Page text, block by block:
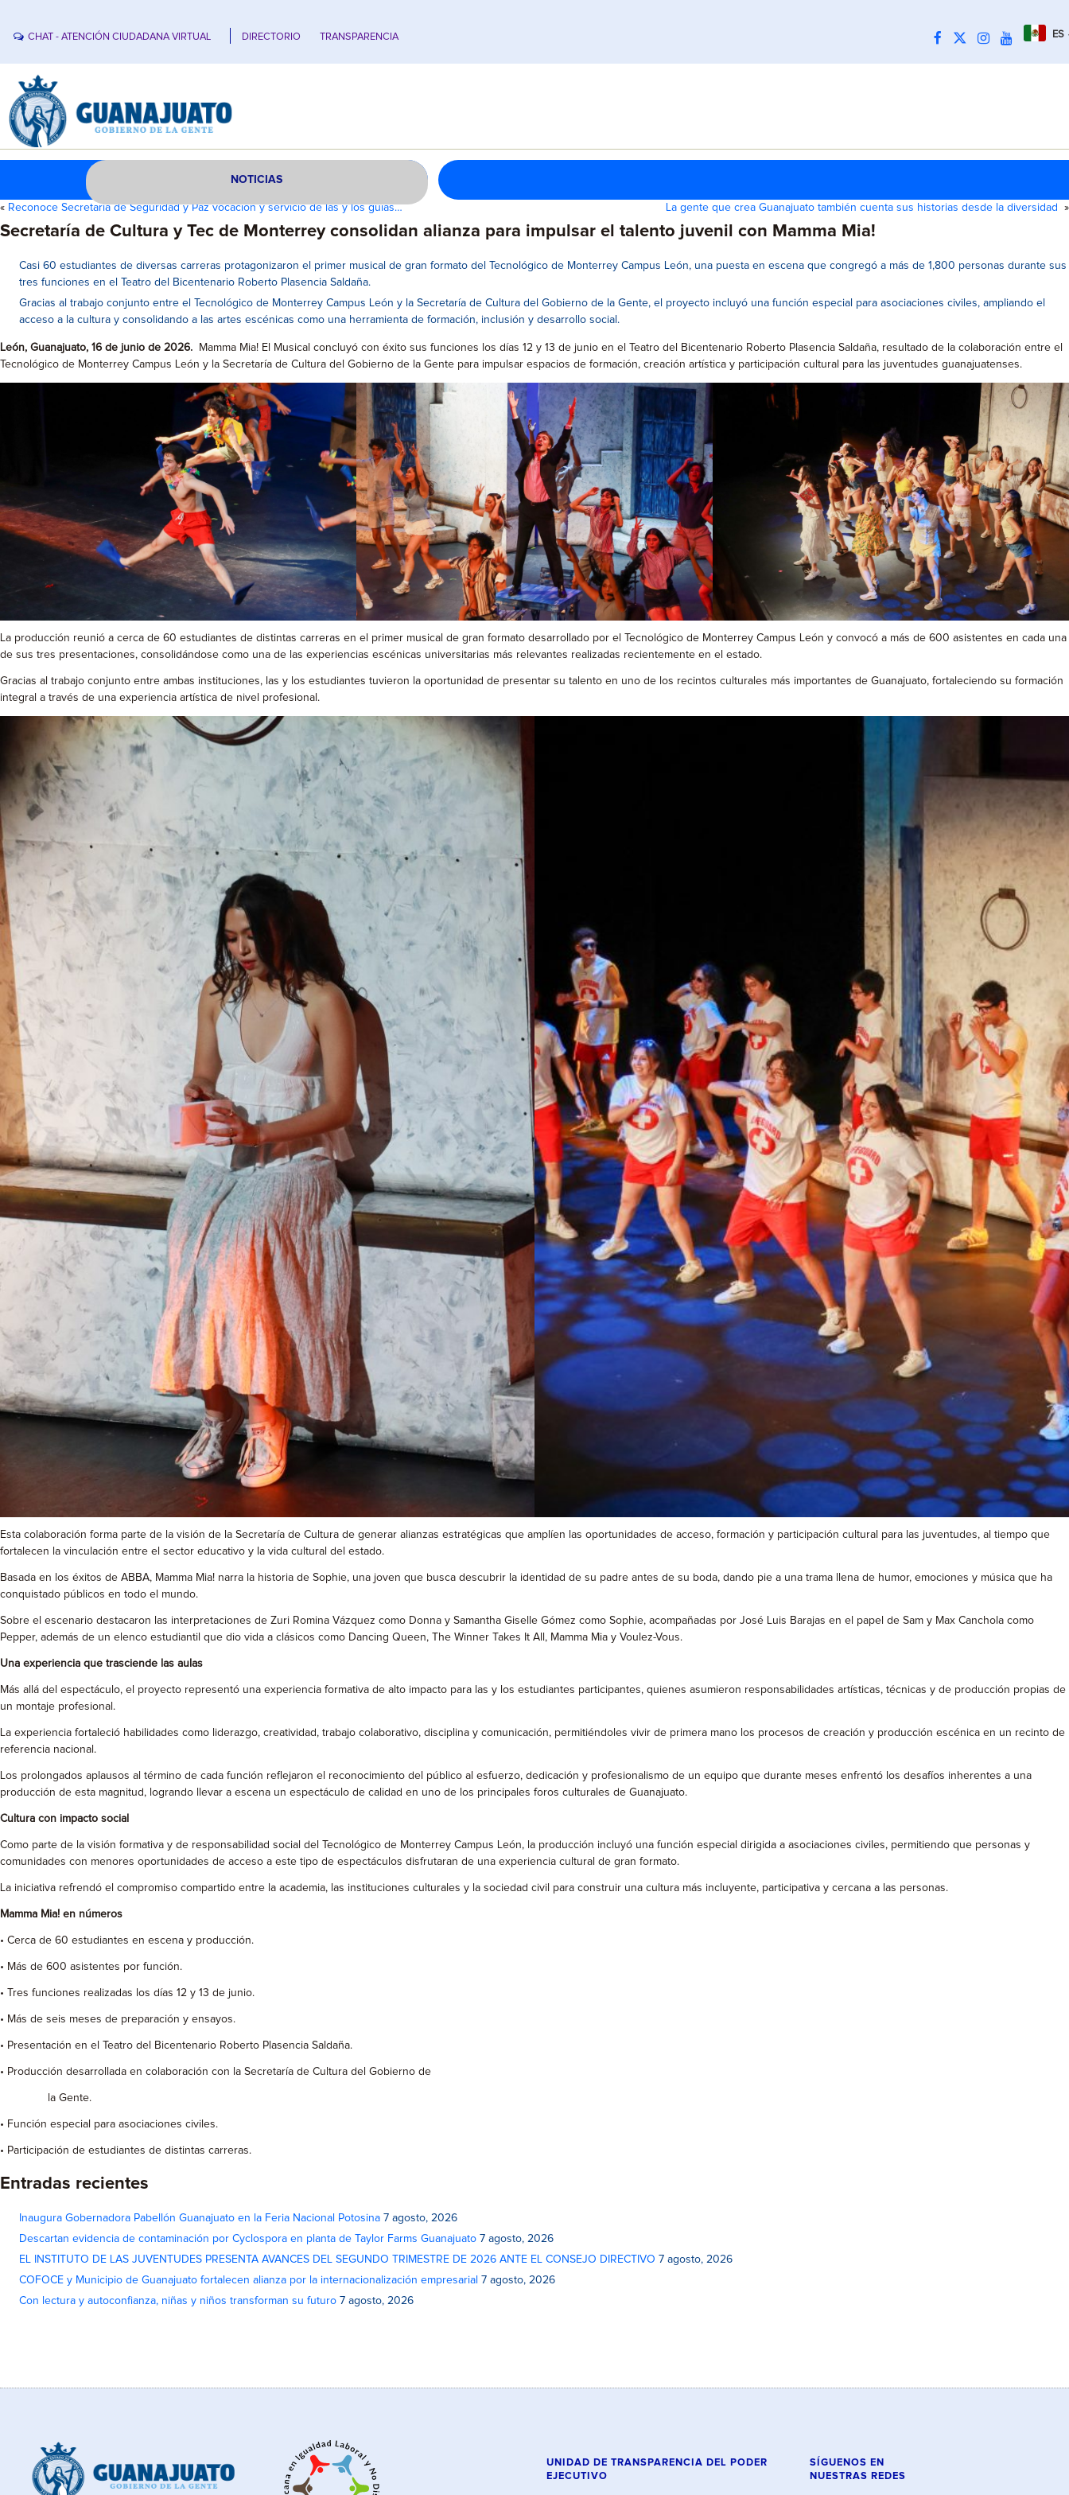
CHAT - ATENCIÓN CIUDADANA VIRTUAL DIRECTORIO TRANSPARENCIA ES
NOTICIAS
« Reconoce Secretaría de Seguridad y Paz vocación y servicio de las y los guías… La gente que crea Guanajuato también cuenta sus historias desde la diversidad »
Secretaría de Cultura y Tec de Monterrey consolidan alianza para impulsar el talento juvenil con Mamma Mia!
Casi 60 estudiantes de diversas carreras protagonizaron el primer musical de gran formato del Tecnológico de Monterrey Campus León, una puesta en escena que congregó a más de 1,800 personas durante sus
tres funciones en el Teatro del Bicentenario Roberto Plasencia Saldaña.
Gracias al trabajo conjunto entre el Tecnológico de Monterrey Campus León y la Secretaría de Cultura del Gobierno de la Gente, el proyecto incluyó una función especial para asociaciones civiles, ampliando el
acceso a la cultura y consolidando a las artes escénicas como una herramienta de formación, inclusión y desarrollo social.
León, Guanajuato, 16 de junio de 2026.
Mamma Mia! El Musical concluyó con éxito sus funciones los días 12 y 13 de junio en el Teatro del Bicentenario Roberto Plasencia Saldaña, resultado de la colaboración entre el
Tecnológico de Monterrey Campus León y la Secretaría de Cultura del Gobierno de la Gente para impulsar espacios de formación, creación artística y participación cultural para las juventudes guanajuatenses.
La producción reunió a cerca de 60 estudiantes de distintas carreras en el primer musical de gran formato desarrollado por el Tecnológico de Monterrey Campus León y convocó a más de 600 asistentes en cada una
de sus tres presentaciones, consolidándose como una de las experiencias escénicas universitarias más relevantes realizadas recientemente en el estado.
Gracias al trabajo conjunto entre ambas instituciones, las y los estudiantes tuvieron la oportunidad de presentar su talento en uno de los recintos culturales más importantes de Guanajuato, fortaleciendo su formación
integral a través de una experiencia artística de nivel profesional.
Esta colaboración forma parte de la visión de la Secretaría de Cultura de generar alianzas estratégicas que amplíen las oportunidades de acceso, formación y participación cultural para las juventudes, al tiempo que
fortalecen la vinculación entre el sector educativo y la vida cultural del estado.
Basada en los éxitos de ABBA, Mamma Mia! narra la historia de Sophie, una joven que busca descubrir la identidad de su padre antes de su boda, dando pie a una trama llena de humor, emociones y música que ha
conquistado públicos en todo el mundo.
Sobre el escenario destacaron las interpretaciones de Zuri Romina Vázquez como Donna y Samantha Giselle Gómez como Sophie, acompañadas por José Luis Barajas en el papel de Sam y Max Canchola como
Pepper, además de un elenco estudiantil que dio vida a clásicos como Dancing Queen, The Winner Takes It All, Mamma Mia y Voulez-Vous.
Una experiencia que trasciende las aulas
Más allá del espectáculo, el proyecto representó una experiencia formativa de alto impacto para las y los estudiantes participantes, quienes asumieron responsabilidades artísticas, técnicas y de producción propias de
un montaje profesional.
La experiencia fortaleció habilidades como liderazgo, creatividad, trabajo colaborativo, disciplina y comunicación, permitiéndoles vivir de primera mano los procesos de creación y producción escénica en un recinto de
referencia nacional.
Los prolongados aplausos al término de cada función reflejaron el reconocimiento del público al esfuerzo, dedicación y profesionalismo de un equipo que durante meses enfrentó los desafíos inherentes a una
producción de esta magnitud, logrando llevar a escena un espectáculo de calidad en uno de los principales foros culturales de Guanajuato.
Cultura con impacto social
Como parte de la visión formativa y de responsabilidad social del Tecnológico de Monterrey Campus León, la producción incluyó una función especial dirigida a asociaciones civiles, permitiendo que personas y
comunidades con menores oportunidades de acceso a este tipo de espectáculos disfrutaran de una experiencia cultural de gran formato.
La iniciativa refrendó el compromiso compartido entre la academia, las instituciones culturales y la sociedad civil para construir una cultura más incluyente, participativa y cercana a las personas.
Mamma Mia! en números
• Cerca de 60 estudiantes en escena y producción.
• Más de 600 asistentes por función.
• Tres funciones realizadas los días 12 y 13 de junio.
• Más de seis meses de preparación y ensayos.
• Presentación en el Teatro del Bicentenario Roberto Plasencia Saldaña.
• Producción desarrollada en colaboración con la Secretaría de Cultura del Gobierno de
la Gente.
• Función especial para asociaciones civiles.
• Participación de estudiantes de distintas carreras.
Entradas recientes
Inaugura Gobernadora Pabellón Guanajuato en la Feria Nacional Potosina 7 agosto, 2026
Descartan evidencia de contaminación por Cyclospora en planta de Taylor Farms Guanajuato 7 agosto, 2026
EL INSTITUTO DE LAS JUVENTUDES PRESENTA AVANCES DEL SEGUNDO TRIMESTRE DE 2026 ANTE EL CONSEJO DIRECTIVO 7 agosto, 2026
COFOCE y Municipio de Guanajuato fortalecen alianza por la internacionalización empresarial 7 agosto, 2026
Con lectura y autoconfianza, niñas y niños transforman su futuro 7 agosto, 2026
UNIDAD DE TRANSPARENCIA DEL PODER
EJECUTIVO
SÍGUENOS EN
NUESTRAS REDES